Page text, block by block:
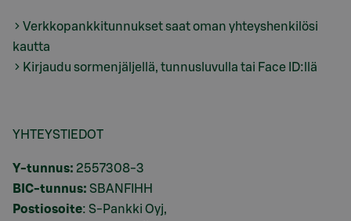
Verkkopankkitunnukset saat oman yhteyshenkilösi
kautta
Kirjaudu sormenjäljellä, tunnusluvulla tai Face ID:llä
YHTEYSTIEDOT
Y-tunnus: 2557308-3
BIC-tunnus: SBANFIHH
Postiosoite: S-Pankki Oyj,